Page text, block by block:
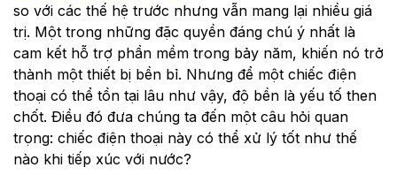
so với các thế hệ trước nhưng vẫn mang lại nhiều giá
trị. Một trong những đặc quyền đáng chú ý nhất là
cam kết hỗ trợ phần mềm trong bảy năm, khiến nó trở
thành một thiết bị bền bỉ. Nhưng để một chiếc điện
thoại có thể tồn tại lâu như vậy, độ bền là yếu tố then
chốt. Điều đó đưa chúng ta đến một câu hỏi quan
trọng: chiếc điện thoại này có thể xử lý tốt như thế
nào khi tiếp xúc với nước?